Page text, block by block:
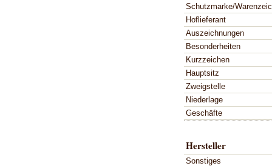
Schutzmarke/
Hoflieferant
Auszeichnungen
Besonderheiten
Kurzzeichen
Hauptsitz
Zweigstelle
Niederlage
Geschäfte
Hersteller
Sonstiges